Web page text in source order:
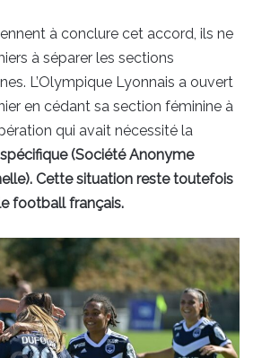
à conclure cet accord, ils ne
à séparer les sections
L’Olympique Lyonnais a ouvert
en cédant sa section féminine à
qui avait nécessité la
spécifique (Société Anonyme
Cette situation reste toutefois
football français.